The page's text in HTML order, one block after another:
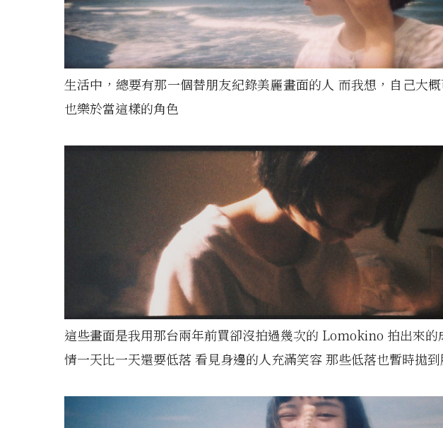
生活中，總要有那一個替朋友紀錄美麗畫面的人 而我想，自己大
也樂於當這樣的角色
這些畫面是我用那台兩年前買卻沒拍過幾次的 Lomokino 拍出來的
情一天比一天還要低落 看見身邊的人充滿笑容 那些低落也暫時拋